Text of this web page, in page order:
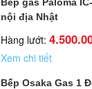
nội địa Nhật
Hàng lướt:
Xem chi tiết
Bếp Osaka Gas 1